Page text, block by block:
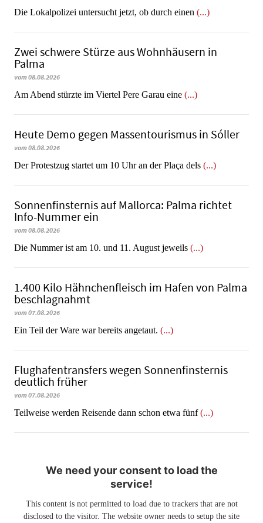
Die Lokalpolizei untersucht jetzt, ob durch einen (...)
Zwei schwere Stürze aus Wohnhäusern in
Palma
vom 08.08.2026
Am Abend stürzte im Viertel Pere Garau eine (...)
Heute Demo gegen Massentourismus in Sóller
vom 08.08.2026
Der Protestzug startet um 10 Uhr an der Plaça dels (...)
Sonnenfinsternis auf Mallorca: Palma richtet
Info-Nummer ein
vom 08.08.2026
Die Nummer ist am 10. und 11. August jeweils (...)
1.400 Kilo Hähnchenfleisch im Hafen von Palma
beschlagnahmt
vom 07.08.2026
​​​​​​​Ein Teil der Ware war bereits angetaut. (...)
Flughafentransfers wegen Sonnenfinsternis
deutlich früher
vom 07.08.2026
Teilweise werden Reisende dann schon etwa fünf(...)
We need your consent to load the
service!
This content is not permitted to load due to trackers that are not
disclosed to the visitor. The website owner needs to setup the site